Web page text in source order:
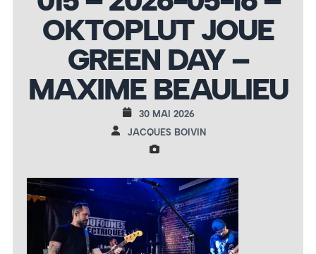
OKTOPLUT JOUE
GREEN DAY –
MAXIME BEAULIEU
30 MAI 2026
JACQUES BOIVIN